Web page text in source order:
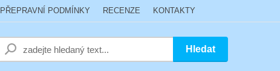
PŘEPRAVNÍ PODMÍNKY RECENZE KONTAKTY
Hledat